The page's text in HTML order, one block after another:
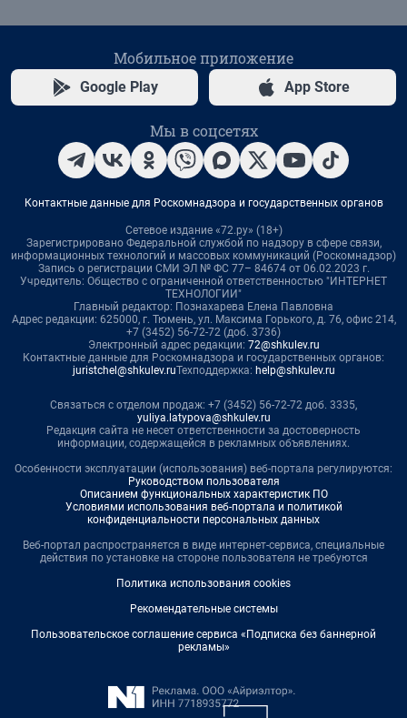
Мобильное приложение
Google Play App Store
Мы в соцсетях
Контактные данные для Роскомнадзора и государственных органов
Сетевое издание «72.ру» (18+)
Зарегистрировано Федеральной службой по надзору в сфере связи,
информационных технологий и массовых коммуникаций (Роскомнадзор)
Запись о регистрации СМИ ЭЛ № ФС 77– 84674 от 06.02.2023 г.
Учредитель: Общество с ограниченной ответственностью "ИНТЕРНЕТ
ТЕХНОЛОГИИ"
Главный редактор: Познахарева Елена Павловна
Адрес редакции: 625000, г. Тюмень, ул. Максима Горького, д. 76, офис 214,
+7 (3452) 56-72-72 (доб. 3736)
Электронный адрес редакции: 72@shkulev.ru
Контактные данные для Роскомнадзора и государственных органов:
juristchel@shkulev.ruТехподдержка: help@shkulev.ru
Связаться с отделом продаж: +7 (3452) 56-72-72 доб. 3335,
yuliya.latypova@shkulev.ru
Редакция сайта не несет ответственности за достоверность
информации, содержащейся в рекламных объявлениях.
Особенности эксплуатации (использования) веб-портала регулируются:
Руководством пользователя
Описанием функциональных характеристик ПО
Условиями использования веб-портала и политикой
конфиденциальности персональных данных
Веб-портал распространяется в виде интернет-сервиса, специальные
действия по установке на стороне пользователя не требуются
Политика использования cookies
Рекомендательные системы
Пользовательское соглашение сервиса «Подписка без баннерной
рекламы»